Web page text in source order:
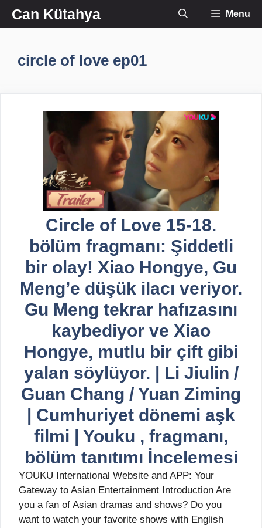
İçeriğe
atlaCan Kütahya Menu
circle of love ep01
Circle of Love 15-18.
bölüm fragmanı: Şiddetli
bir olay! Xiao Hongye, Gu
Meng’e düşük ilacı veriyor.
Gu Meng tekrar hafızasını
kaybediyor ve Xiao
Hongye, mutlu bir çift gibi
yalan söylüyor. | Li Jiulin /
Guan Chang / Yuan Ziming
| Cumhuriyet dönemi aşk
filmi | Youku , fragmanı,
bölüm tanıtımı İncelemesi
YOUKU International Website and APP: Your
Gateway to Asian Entertainment Introduction Are
you a fan of Asian dramas and shows? Do you
want to watch your favorite shows with English